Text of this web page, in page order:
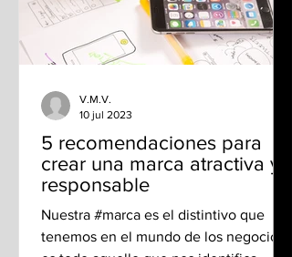
5 recomendaciones para
crear una marca atractiva y
responsable
Nuestra #marca es el distintivo que
tenemos en el mundo de los negocios,
V.M.V.
10 jul 2023